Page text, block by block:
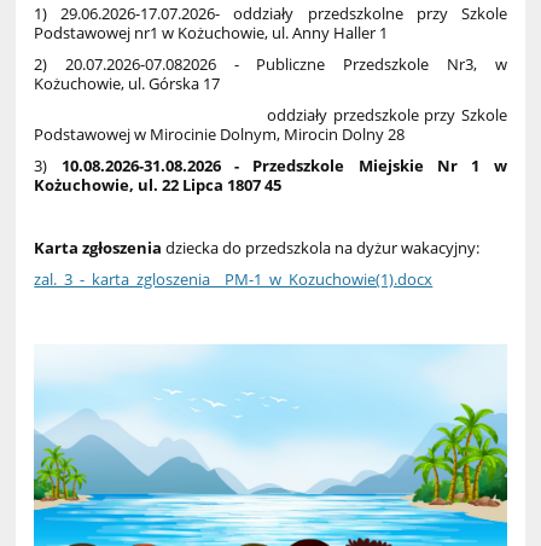
1) 29.06.2026-17.07.2026- oddziały przedszkolne przy Szkole
Podstawowej nr1 w Kożuchowie, ul. Anny Haller 1
2) 20.07.2026-07.082026 - Publiczne Przedszkole Nr3, w
Kożuchowie, ul. Górska 17
oddziały przedszkole przy Szkole
Podstawowej w Mirocinie Dolnym, Mirocin Dolny 28
3) 10.08.2026-31.08.2026 - Przedszkole Miejskie Nr 1 w
Kożuchowie, ul. 22 Lipca 1807 45
Karta zgłoszenia dziecka do przedszkola na dyżur wakacyjny:
zal._3_-_karta_zgloszenia__PM-1_w_Kozuchowie(1).docx